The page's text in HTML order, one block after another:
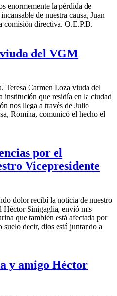
enormemente la pérdida de
de nuestra causa, Juan
comisión directiva. Q.E.P.D.
del VGM
Teresa Carmen Loza viuda del
que residía en la ciudad
nos llega a través de Julio
Romina, comunicó el hecho el
por el
Vicepresidente
dolor recibí la noticia de nuestro
Héctor Sinigaglia, envió mis
que también está afectada por
suelo decir, dios está juntando a
y amigo Héctor